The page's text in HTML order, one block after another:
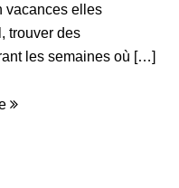
vacances elles
trouver des
les semaines où […]
